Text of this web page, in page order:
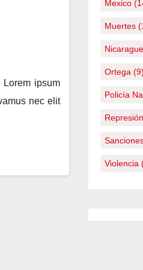
Lorem ipsum
nec elit
Mexico
Muertes
Ortega (9)
Policía
Represión
Violencia